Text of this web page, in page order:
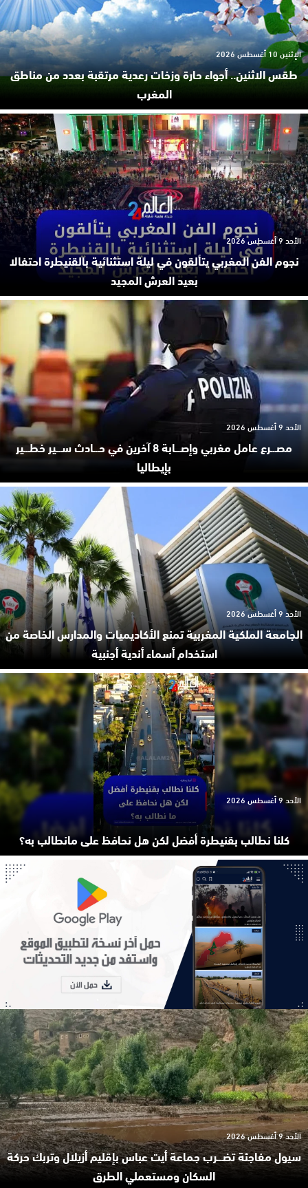
طقس الاثنين.. أجواء حارة وزخات رعدية مرتقبة بعدد من مناطق
المغرب
الإثنين 10 أغسطس 2026
نجوم الفن المغربي يتألقون في ليلة استثنائية بالقنيطرة احتفالا
بعيد العرش المجيد
الأحد 9 أغسطس 2026
مصـ.ـرع عامل مغربي وإصـ.ـابة 8 آخرين في حـ.ـادث سـ.ـير خطـ.ـير
بإيطاليا
الأحد 9 أغسطس 2026
الجامعة الملكية المغربية تمنع الأكاديميات والمدارس الخاصة من
استخدام أسماء أندية أجنبية
الأحد 9 أغسطس 2026
كلنا نطالب بقنيطرة أفضل لكن هل نحافظ على مانطالب به؟
الأحد 9 أغسطس 2026
سيول مفاجئة تضـ.ـرب جماعة أيت عباس بإقليم أزيلال وتربك حركة
السكان ومستعملي الطرق
الأحد 9 أغسطس 2026